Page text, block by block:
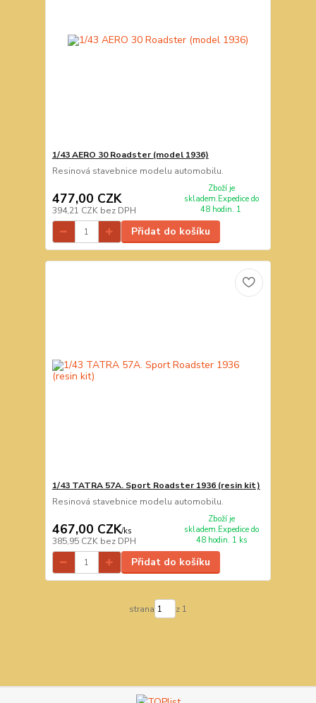
1/43 AERO 30 Roadster (model 1936)
Resinová stavebnice modelu automobilu.
477,00 CZK
394,21 CZK bez DPH
Zboží je
skladem.Expedice do
48 hodin. 1
Přidat do košíku
1/43 TATRA 57A. Sport Roadster 1936 (resin kit)
Resinová stavebnice modelu automobilu.
467,00 CZK/ks
385,95 CZK bez DPH
Zboží je
skladem.Expedice do
48 hodin. 1 ks
Přidat do košíku
strana z 1